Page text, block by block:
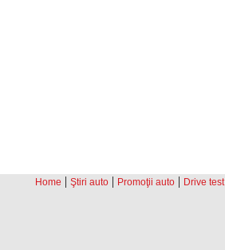
Home | Ştiri auto | Promoţii auto | Drive test